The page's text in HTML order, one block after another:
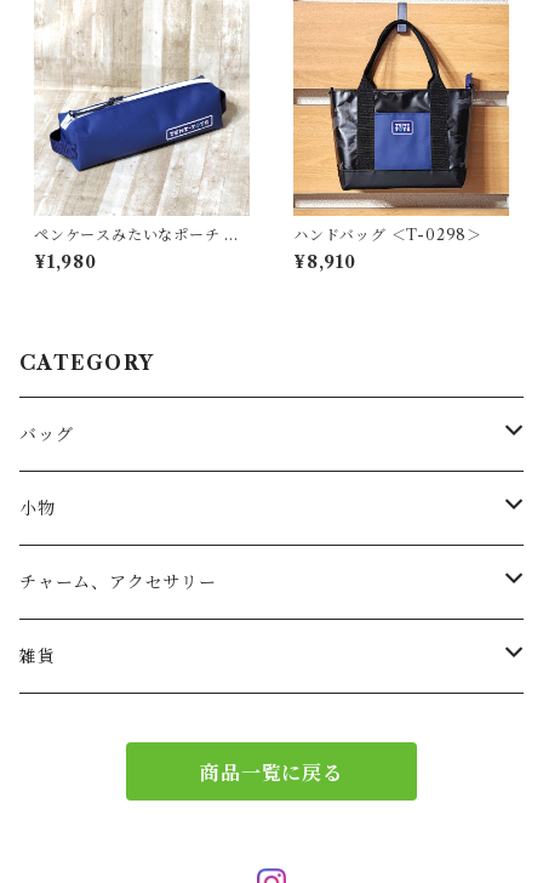
ペンケースみたいなポーチ ＜
K-0663＞
¥1,980
ハンドバッグ ＜T-0298＞
¥8,910
CATEGORY
バッグ
トートバッグ
リュック
ショルダー
小物
小物入れ
チャーム、アクセサリー
バッグチャーム
雑貨
商品一覧に戻る